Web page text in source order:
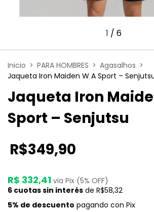
1 / 6
Inicio > PARA HOMBRES > Agasalhos >
Jaqueta Iron Maiden W A Sport –
Jaqueta Iron
Sport – Senjutsu
R$349,90
R$ 332,41 via Pix (5% OFF)
6 cuotas sin interés de R$58,32
5% de descuento pagando con Pix